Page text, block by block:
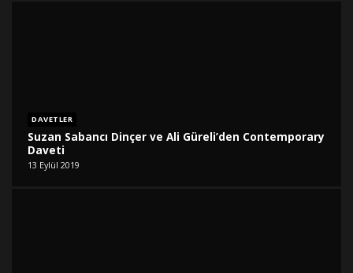
DAVETLER
Suzan Sabancı Dinçer ve Ali Güreli’den Contemporary
Daveti
13 Eylül 2019